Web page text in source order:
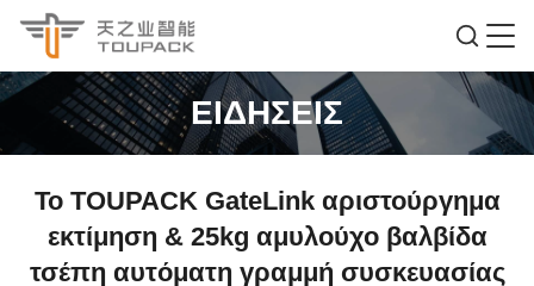
ΕΙΔΉΣΕΙΣ
Το TOUPACK GateLink αριστούργημα
εκτίμηση & 25kg αμυλούχο βαλβίδα
τσέπη αυτόματη γραμμή συσκευασίας